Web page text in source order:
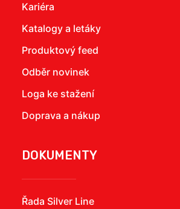
Kariéra
Katalogy a letáky
Produktový feed
Odběr novinek
Loga ke stažení
Doprava a nákup
DOKUMENTY
Řada Silver Line